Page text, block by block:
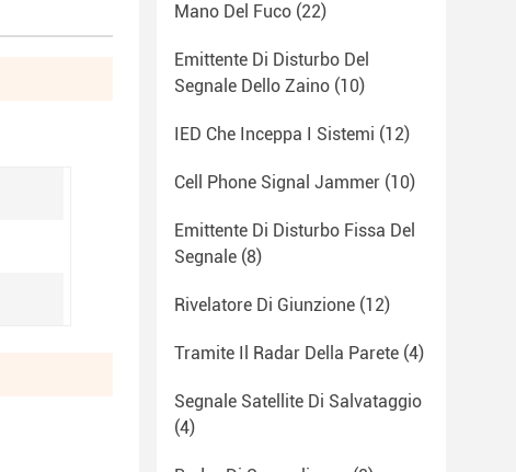
Mano Del Fuco (22)
Emittente Di Disturbo Del
Segnale Dello Zaino (10)
IED Che Inceppa I Sistemi (12)
Cell Phone Signal Jammer (10)
Emittente Di Disturbo Fissa Del
Segnale (8)
Rivelatore Di Giunzione (12)
Tramite Il Radar Della Parete (4)
Segnale Satellite Di Salvataggio
(4)